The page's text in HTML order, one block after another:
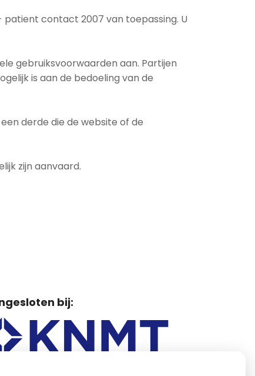
patient contact 2007 van toepassing. U
gebruiksvoorwaarden aan. Partijen
is aan de bedoeling van de
derde die de website of de
zijn aanvaard.
bij: